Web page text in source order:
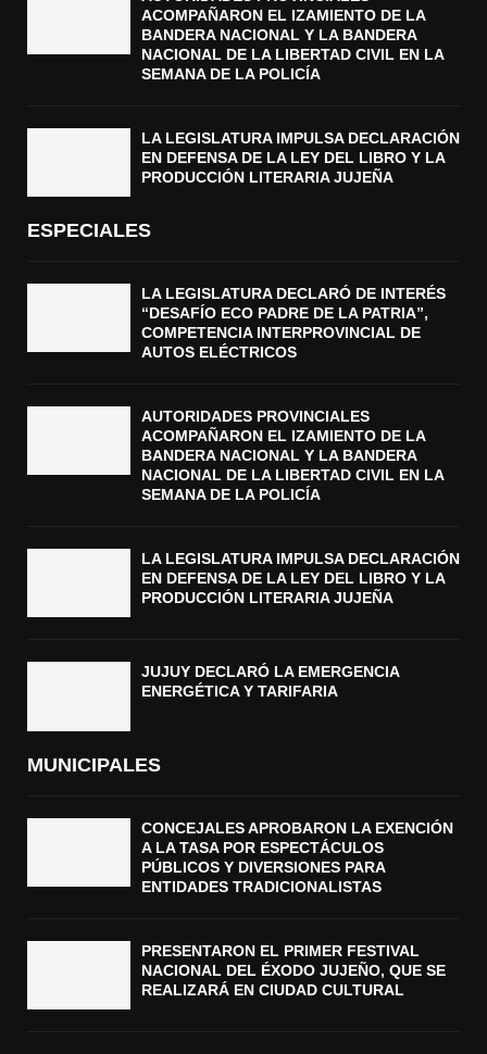
ACOMPAÑARON EL IZAMIENTO DE LA
BANDERA NACIONAL Y LA BANDERA
NACIONAL DE LA LIBERTAD CIVIL EN LA
SEMANA DE LA POLICÍA
LA LEGISLATURA IMPULSA DECLARACIÓN
EN DEFENSA DE LA LEY DEL LIBRO Y LA
PRODUCCIÓN LITERARIA JUJEÑA
ESPECIALES
LA LEGISLATURA DECLARÓ DE INTERÉS
“DESAFÍO ECO PADRE DE LA PATRIA”,
COMPETENCIA INTERPROVINCIAL DE
AUTOS ELÉCTRICOS
AUTORIDADES PROVINCIALES
ACOMPAÑARON EL IZAMIENTO DE LA
BANDERA NACIONAL Y LA BANDERA
NACIONAL DE LA LIBERTAD CIVIL EN LA
SEMANA DE LA POLICÍA
LA LEGISLATURA IMPULSA DECLARACIÓN
EN DEFENSA DE LA LEY DEL LIBRO Y LA
PRODUCCIÓN LITERARIA JUJEÑA
JUJUY DECLARÓ LA EMERGENCIA
ENERGÉTICA Y TARIFARIA
MUNICIPALES
CONCEJALES APROBARON LA EXENCIÓN
A LA TASA POR ESPECTÁCULOS
PÚBLICOS Y DIVERSIONES PARA
ENTIDADES TRADICIONALISTAS
PRESENTARON EL PRIMER FESTIVAL
NACIONAL DEL ÉXODO JUJEÑO, QUE SE
REALIZARÁ EN CIUDAD CULTURAL